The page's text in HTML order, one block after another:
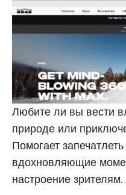
Любите ли вы вести
природе или
Помогает
вдохновляющие
настроение зрителям.